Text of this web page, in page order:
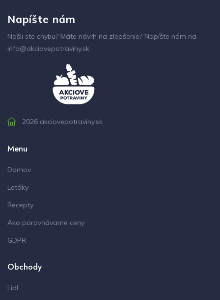
Napíšte nám
Našli ste chybu? Máte návrh na zlepšenie? Napíšte nám na
info@akciovepotraviny.sk
2026 akciovepotraviny.sk
Menu
Domov
Letáky
Recepty
Ako porovnávame ceny
GDPR
Obchody
Lidl